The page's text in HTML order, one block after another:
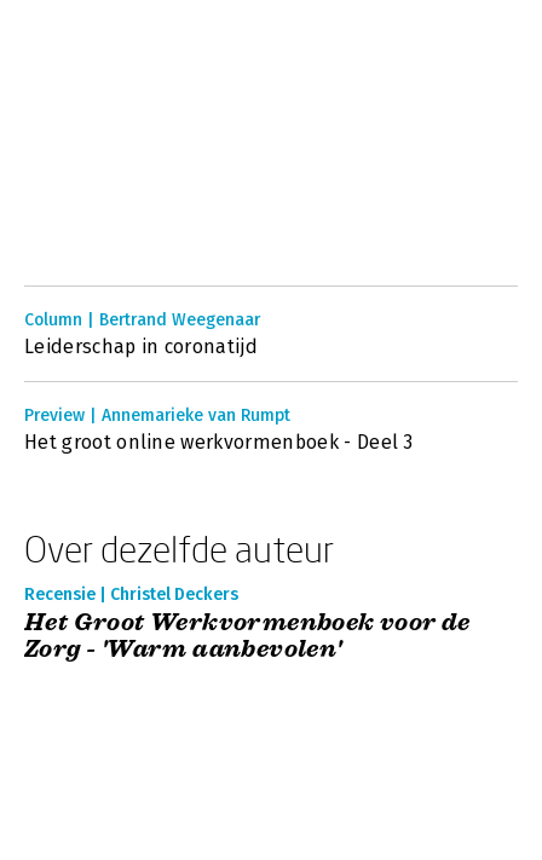
Column | Bertrand Weegenaar
Leiderschap in coronatijd
Preview | Annemarieke van Rumpt
Het groot online werkvormenboek - Deel 3
Over dezelfde auteur
Recensie | Christel Deckers
Het Groot Werkvormenboek voor de
Zorg - 'Warm aanbevolen'